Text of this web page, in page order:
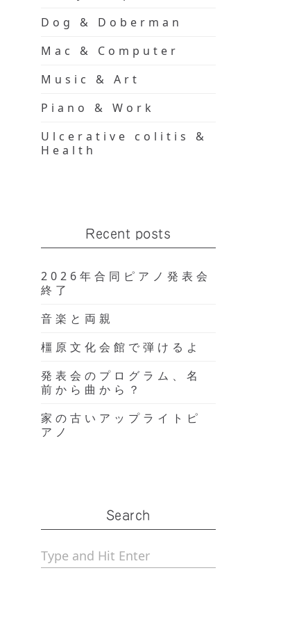
Dog & Doberman
Mac & Computer
Music & Art
Piano & Work
Ulcerative colitis &
Health
Recent posts
2026年合同ピアノ発表会
終了
音楽と両親
橿原文化会館で弾けるよ
発表会のプログラム、名
前から曲から？
家の古いアップライトピ
アノ
Search